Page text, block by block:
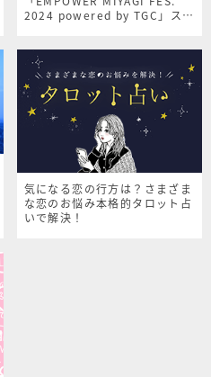
2024 powered by TGC」スペ
気になる恋の行方は？さまざま
な恋のお悩み本格的タロット占
いで解決！